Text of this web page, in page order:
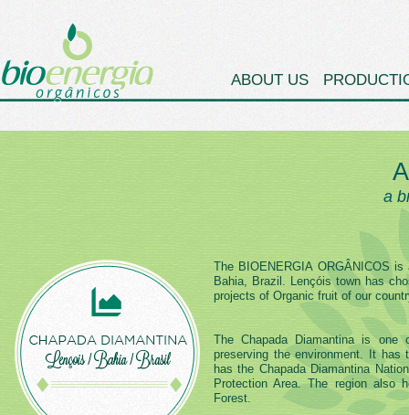
ABOUT US
a
The BIOENERGIA ORGÂNICOS
Bahia, Brazil. Lençóis town has
projects of Organic fruit of our
The Chapada Diamantina is
preserving the environment. It has
has the Chapada Diamantina
Protection Area. The region also
Forest.